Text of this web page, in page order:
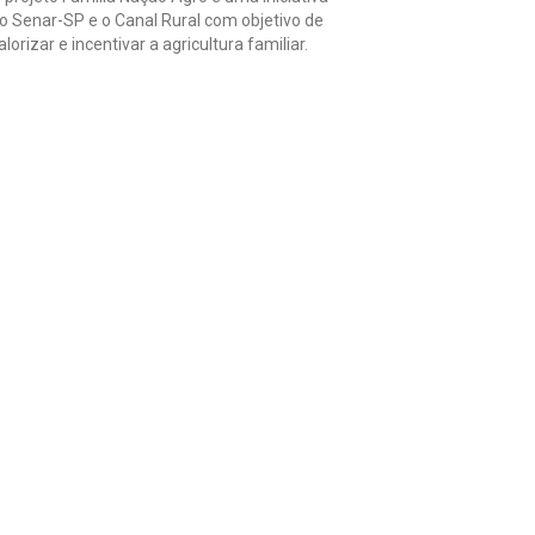
Senar-SP e o Canal Rural com objetivo de
e incentivar a agricultura familiar.